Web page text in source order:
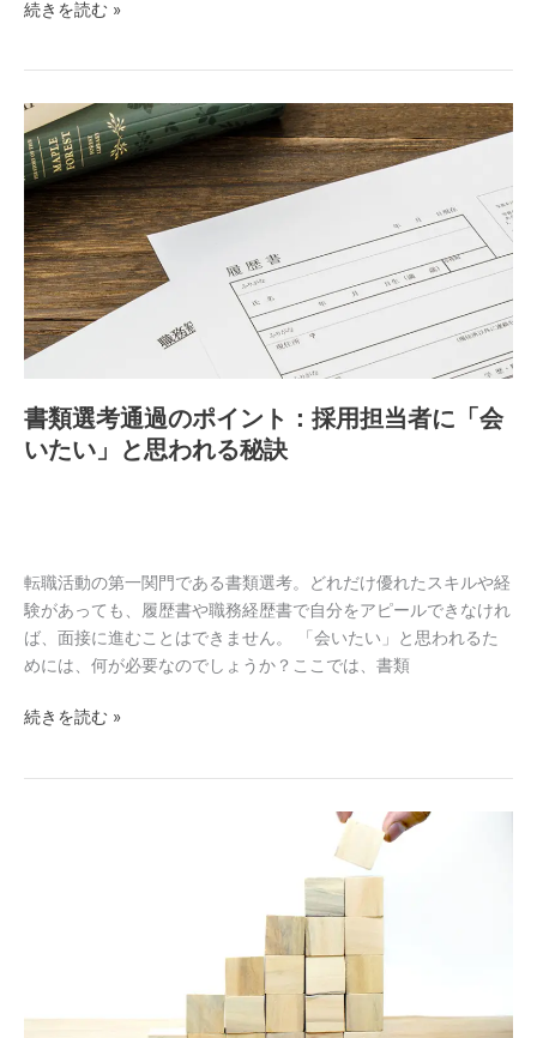
リ
ッ
ク
選
び
い？
き
の
給
与
相
場
と
収
入
プ
の
続きを読む »
書類選考通過のポイント：採用担当者に「会
いたい」と思われる秘訣
転職活動の第一関門である書類選考。どれだけ優れたスキルや経
験があっても、履歴書や職務経歴書で自分をアピールできなけれ
ば、面接に進むことはできません。 「会いたい」と思われるた
めには、何が必要なのでしょうか？ここでは、書類
書
類
選
考
通
過
の
ポ
イ
ン
採
用
「会
い
た
い」
思
れ
続きを読む »
の